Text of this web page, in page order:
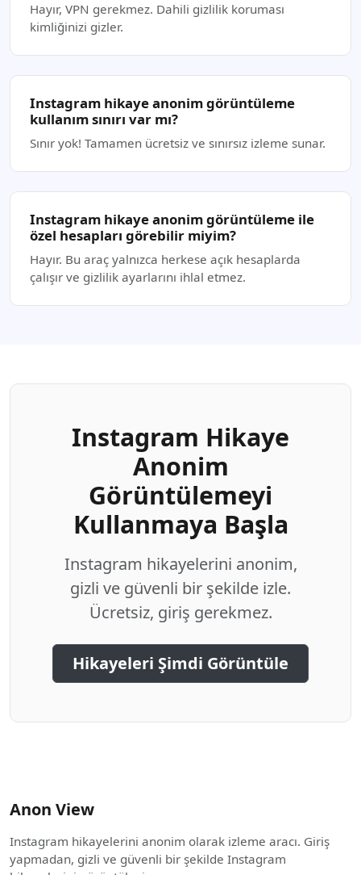
Hayır, VPN gerekmez. Dahili gizlilik koruması
kimliğinizi gizler.
Instagram hikaye anonim görüntüleme
kullanım sınırı var mı?
Sınır yok! Tamamen ücretsiz ve sınırsız izleme sunar.
Instagram hikaye anonim görüntüleme ile
özel hesapları görebilir miyim?
Hayır. Bu araç yalnızca herkese açık hesaplarda
çalışır ve gizlilik ayarlarını ihlal etmez.
Instagram Hikaye
Anonim
Görüntülemeyi
Kullanmaya Başla
Instagram hikayelerini anonim,
gizli ve güvenli bir şekilde izle.
Ücretsiz, giriş gerekmez.
Hikayeleri Şimdi Görüntüle
Anon View
Instagram hikayelerini anonim olarak izleme aracı. Giriş
yapmadan, gizli ve güvenli bir şekilde Instagram